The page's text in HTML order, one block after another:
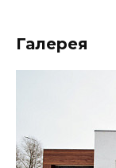
Галерея